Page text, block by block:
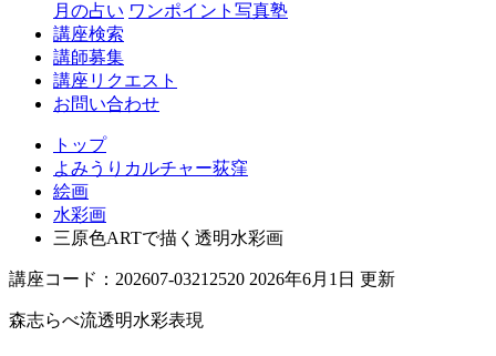
月の占い ワンポイント写真塾
講座検索
講師募集
講座リクエスト
お問い合わせ
トップ
よみうりカルチャー荻窪
絵画
水彩画
三原色ARTで描く透明水彩画
講座コード：202607-03212520 2026年6月1日 更新
森志らべ流透明水彩表現